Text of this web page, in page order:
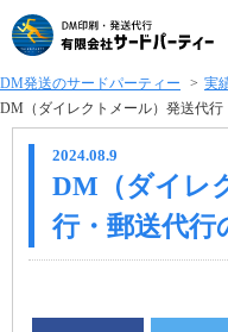
DM発送のサードパーティー > 実
DM（ダイレクトメール）発送代
2024.08.9
DM（ダイレ
行・郵送代行